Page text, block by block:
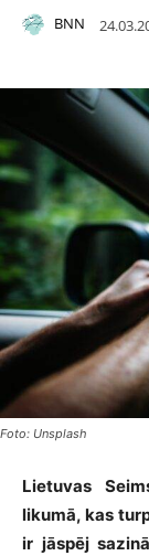
BNN
Foto: Unsplash
Lietuvas
likumā, kas
ir jāspēj